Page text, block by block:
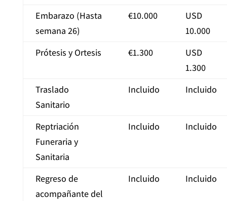
Embarazo (Hasta
semana 26)
€10.000
USD
10.000
Prótesis y Ortesis
€1.300
USD
1.300
Traslado
Sanitario
Incluido Incluido
Reptriación
Funeraria y
Sanitaria
Incluido Incluido
Regreso de
acompañante del
Incluido Incluido